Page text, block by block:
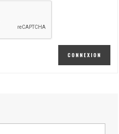
CONNEXION